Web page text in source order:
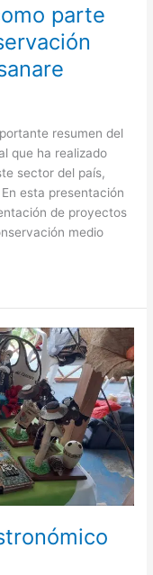
parte
resumen del
que ha realizado
sector del país,
esta presentación
de proyectos
medio